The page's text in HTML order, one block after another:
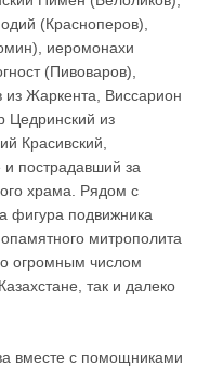
(Красноперов),
иеромонахи
(Пивоваров),
Жаркента, Виссарион
Цедринский из
Красивский,
пострадавший за
храма. Рядом с
фигура подвижника
митрополита
огромным числом
так и далеко
вместе с помощниками